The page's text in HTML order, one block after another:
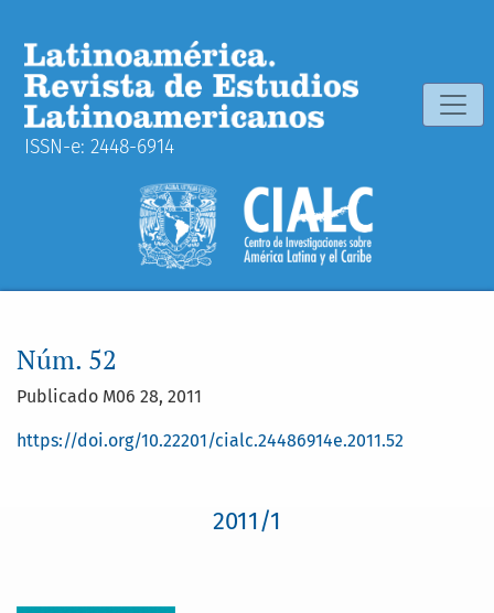
ISSN-e: 2448-6914
Núm. 52
Publicado M06 28, 2011
https://doi.org/10.22201/cialc.24486914e.2011.52
2011/1